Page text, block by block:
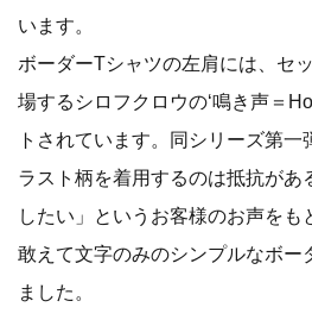
います。
ボーダーTシャツの左肩には、セ
場するシロフクロウの‘鳴き声＝
トされています。同シリーズ第一
ラスト柄を着用するのは抵抗があ
したい」というお客様のお声をも
敢えて文字のみのシンプルなボー
ました。